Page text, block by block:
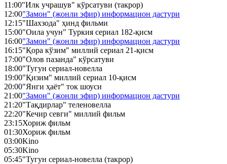
11:00"Илк учрашув" кўрсатуви (такрор)
12:00"Замон" (жонли эфир) информацион дастури
12:15"Шахзода" ҳинд фильми
15:00"Оила учун" Туркия сериал 182-қисм
16:00"Замон" (жонли эфир) информацион дастури
16:15"Қора кўзим" миллий сериал 21-қисм
17:00"Олов пазанда" кўрсатуви
18:00"Тугун сериал-новелла
19:00"Қизим" миллий сериал 10-қисм
20:00"Янги ҳаёт" ток шоуси
21:00"Замон" (жонли эфир) информацион дастури
21:20"Тақдирлар" теленовелла
22:20"Кечир севги" миллий фильм
23:15Хориж фильм
01:30Хориж фильм
03:00Kino
05:30Kino
05:45"Тугун сериал-новелла (такрор)